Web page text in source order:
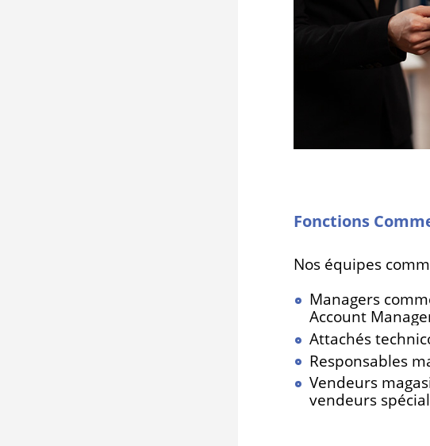
Fonctions
Nos équipes
Managers
Account
Attachés
Responsables
Vendeurs
vendeurs